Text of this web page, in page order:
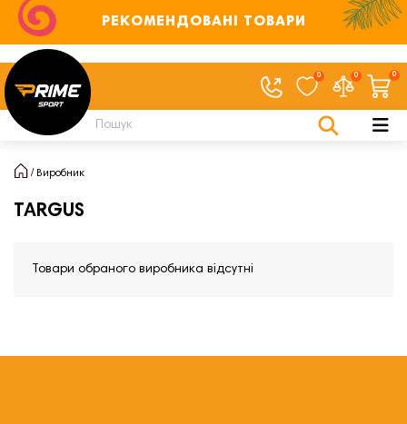
РЕКОМЕНДОВАНІ ТОВАРИ
0 0 0
Виробник
TARGUS
Товари обраного виробника відсутні